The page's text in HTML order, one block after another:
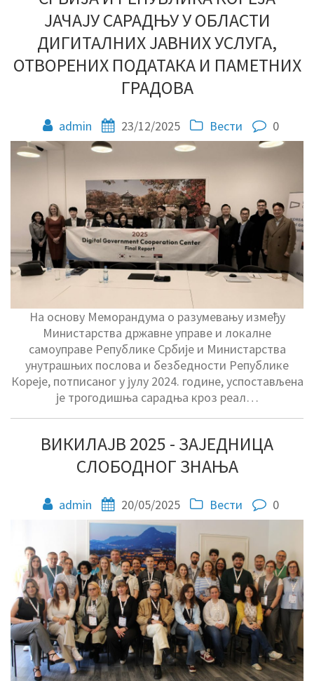
ЈАЧАЈУ САРАДЊУ У ОБЛАСТИ
ДИГИТАЛНИХ ЈАВНИХ УСЛУГА,
ОТВОРЕНИХ ПОДАТАКА И ПАМЕТНИХ
ГРАДОВА
admin 23/12/2025 Вести 0
На основу Меморандума о разумевању између
Министарства државне управе и локалне
самоуправе Републике Србије и Министарства
унутрашњих послова и безбедности Републике
Кореје, потписаног у јулу 2024. године, успостављена
је трогодишња сарадња кроз реал…
ВИКИЛАЈВ 2025 - ЗАЈЕДНИЦА
СЛОБОДНОГ ЗНАЊА
admin 20/05/2025 Вести 0